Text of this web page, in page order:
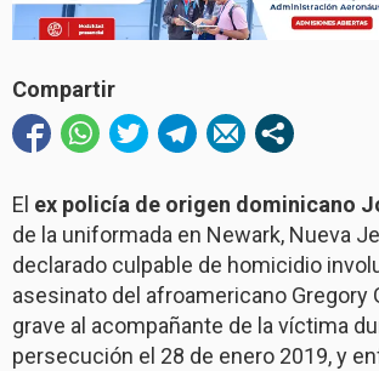
Compartir
El ex policía de origen dominicano
de la uniformada en Newark, Nueva
declarado culpable de homicidio
asesinato del afroamericano Gregory
grave al acompañante de la víctima
persecución el 28 de enero 2019, y